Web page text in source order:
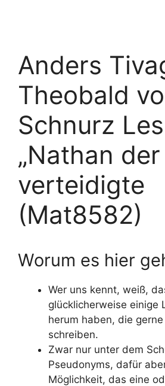
Anders
Theobald
Schnurz
„Nathan der
verteidigte
(Mat8582)
Worum es hier
Wer uns kennt, weiß,
glücklicherweise einige
herum haben, die
schreiben.
Zwar nur unter dem
Pseudonyms, dafür
Möglichkeit, das eine